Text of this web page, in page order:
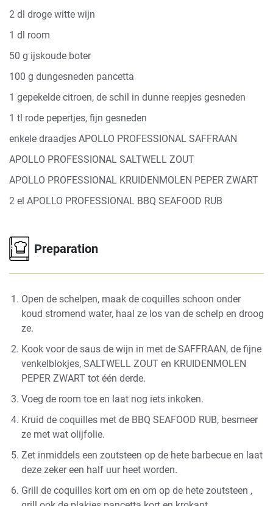
2 dl droge witte wijn
1 dl room
50 g ijskoude boter
100 g dungesneden pancetta
1 gepekelde citroen, de schil in dunne reepjes gesneden
1 tl rode pepertjes, fijn gesneden
enkele draadjes APOLLO PROFESSIONAL SAFFRAAN
APOLLO PROFESSIONAL SALTWELL ZOUT
APOLLO PROFESSIONAL KRUIDENMOLEN PEPER ZWART
2 el APOLLO PROFESSIONAL BBQ SEAFOOD RUB
Preparation
Open de schelpen, maak de coquilles schoon onder
koud stromend water, haal ze los van de schelp en droog
ze.
Kook voor de saus de wijn in met de SAFFRAAN, de fijne
venkelblokjes, SALTWELL ZOUT en KRUIDENMOLEN
PEPER ZWART tot één derde.
Voeg de room toe en laat nog iets inkoken.
Kruid de coquilles met de BBQ SEAFOOD RUB, besmeer
ze met wat olijfolie.
Zet inmiddels een zoutsteen op de hete barbecue en laat
deze zeker een half uur heet worden.
Grill de coquilles kort om en om op de hete zoutsteen ,